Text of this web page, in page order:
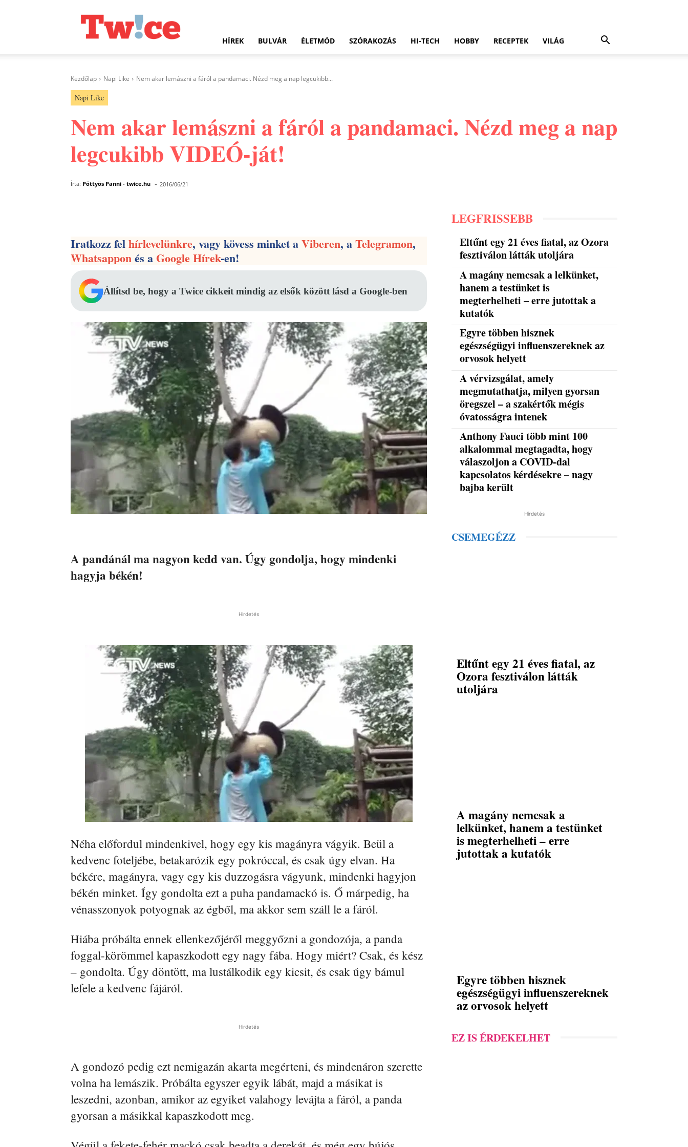
HÍREK BULVÁR ÉLETMÓD SZÓRAKOZÁS HI-TECH HOBBY RECEPTEK VILÁG
Kezdőlap Napi Like Nem akar lemászni a fáról a pandamaci. Nézd meg a nap legcukibb...
Napi Like
Nem akar lemászni a fáról a pandamaci. Nézd meg a nap
legcukibb VIDEÓ-ját!
Írta: Pöttyös Panni - twice.hu - 2016/06/21
Iratkozz felhírlevelünkre, vagy kövess minket aViberen, aTelegramon,
Whatsapponés aGoogle Hírek-en!
Állítsd be, hogy a Twice cikkeit mindig az elsők között lásd a Google-ben
A pandánál ma nagyon kedd van. Úgy gondolja, hogy mindenki
hagyja békén!
Hirdetés
Néha előfordul mindenkivel, hogy egy kis magányra vágyik. Beül a
kedvenc foteljébe, betakarózik egy pokróccal, és csak úgy elvan. Ha
békére, magányra, vagy egy kis duzzogásra vágyunk, mindenki hagyjon
békén minket. Így gondolta ezt a puha pandamackó is. Ő márpedig, ha
vénasszonyok potyognak az égből, ma akkor sem száll le a fáról.
Hiába próbálta ennek ellenkezőjéről meggyőzni a gondozója, a panda
foggal-körömmel kapaszkodott egy nagy fába. Hogy miért? Csak, és kész
– gondolta. Úgy döntött, ma lustálkodik egy kicsit, és csak úgy bámul
lefele a kedvenc fájáról.
Hirdetés
A gondozó pedig ezt nemigazán akarta megérteni, és mindenáron szerette
volna ha lemászik. Próbálta egyszer egyik lábát, majd a másikat is
leszedni, azonban, amikor az egyiket valahogy levájta a fáról, a panda
gyorsan a másikkal kapaszkodott meg.
LEGFRISSEBB
Eltűnt egy 21 éves fiatal, az Ozora
fesztiválon látták utoljára
A magány nemcsak a lelkünket,
hanem a testünket is
megterhelheti – erre jutottak a
kutatók
Egyre többen hisznek
egészségügyi influenszereknek az
orvosok helyett
A vérvizsgálat, amely
megmutathatja, milyen gyorsan
öregszel – a szakértők mégis
óvatosságra intenek
Anthony Fauci több mint 100
alkalommal megtagadta, hogy
válaszoljon a COVID-dal
kapcsolatos kérdésekre – nagy
bajba került
Hirdetés
CSEMEGÉZZ
Eltűnt egy 21 éves fiatal, az
Ozora fesztiválon látták
utoljára
A magány nemcsak a
lelkünket, hanem a testünket
is megterhelheti – erre
jutottak a kutatók
Egyre többen hisznek
egészségügyi influenszereknek
az orvosok helyett
EZ IS ÉRDEKELHET